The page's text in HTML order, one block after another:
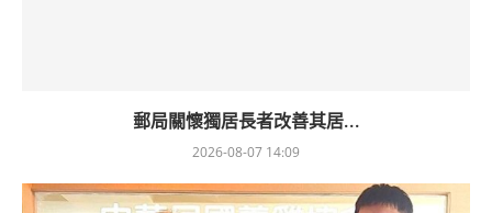
郵局關懷獨居長者改善其居...
2026-08-07 14:09